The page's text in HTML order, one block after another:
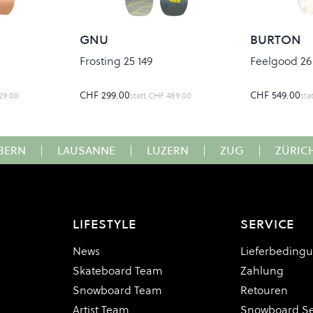
GNU
Frosting 25 149
CHF 299.00statt CHF 489.00
BURTON
Feelgood 26
CHF 549.00
| LAUSANNE | LUZERN | ZUG |
LIFESTYLE
News
Skateboard Team
Snowboard Team
Artist Team
SERVICE
Zahlung
Retouren
Snowboard